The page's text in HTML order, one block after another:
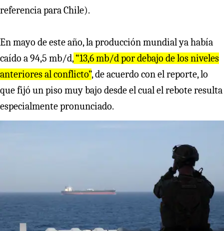
referencia para Chile).
En mayo de este año, la producción mundial ya había
caído a 94,5 mb/d, “13,6 mb/d por debajo de los niveles
anteriores al conflicto”, de acuerdo con el reporte, lo
que fijó un piso muy bajo desde el cual el rebote resulta
especialmente pronunciado.